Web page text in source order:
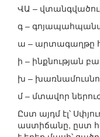
ՎԱ –
գ –
ա – արտագաղթը
ի – ինքնության
խ –
մ – մտավոր
Ըստ այդմ էլ՝
աստիճանը, ըստ